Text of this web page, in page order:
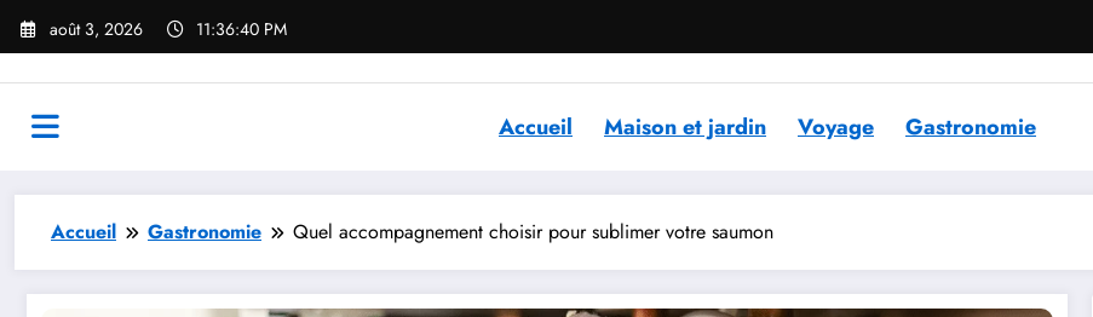
Aller
août 3, 2026 11:36:41 PM
Accueil Maison et jardin Voyage Gastronomie
Accueil Gastronomie Quel accompagnement choisir pour sublimer votre saumon